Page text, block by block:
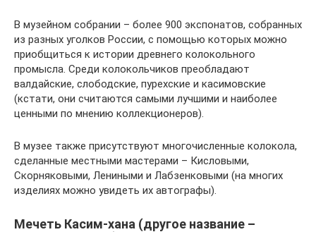
В музейном собрании – более 900 экспонатов, собранных
из разных уголков России, с помощью которых можно
приобщиться к истории древнего колокольного
промысла. Среди колокольчиков преобладают
валдайские, слободские, пурехские и касимовские
(кстати, они считаются самыми лучшими и наиболее
ценными по мнению коллекционеров).
В музее также присутствуют многочисленные колокола,
сделанные местными мастерами – Кисловыми,
Скорняковыми, Лениными и Лабзенковыми (на многих
изделиях можно увидеть их автографы).
Мечеть Касим-хана (другое название –